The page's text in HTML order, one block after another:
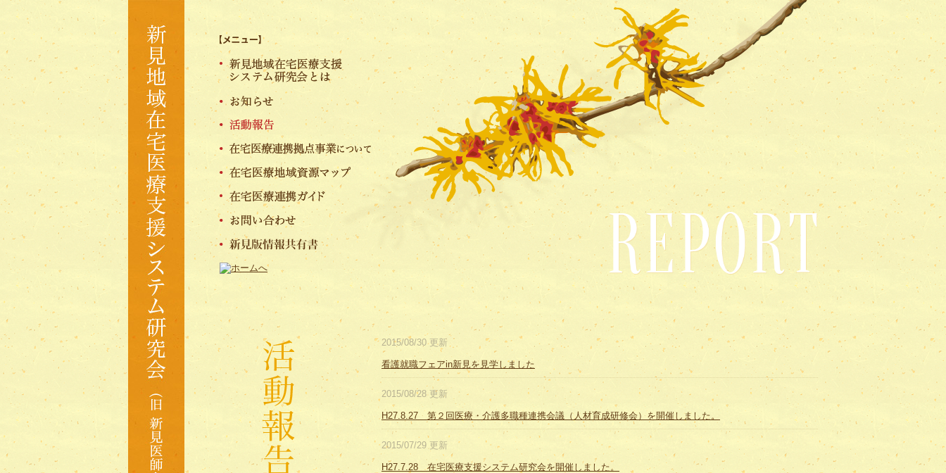
2015/08/30 更新
看護就職フェアin新見を見学しました
2015/08/28 更新
H27.8.27 第２回医療・介護多職種連携会議（人材育成研修会）を開催しました。
2015/07/29 更新
H27.7.28 在宅医療支援システム研究会を開催しました。